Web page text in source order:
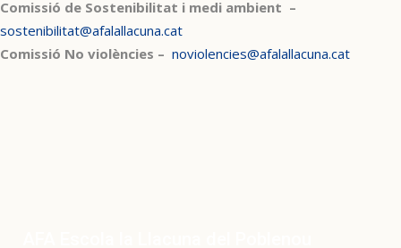
Comissió de Sostenibilitat i medi ambient –
sostenibilitat@afalallacuna.cat
Comissió No violències – noviolencies@afalallacuna.cat